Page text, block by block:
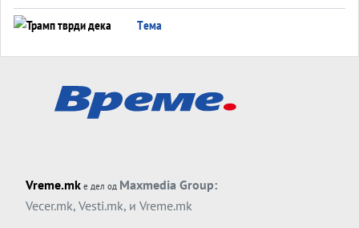
монопол на Западот?
Tема
Tема
ДЛАБОКО УДОЛУ: Сметководствените
АТОМСКО ДОМИНО НА БЛИСКИОТ
ИСТОК
Vreme.mk е дел од Maxmedia Group:
Vecer.mk, Vesti.mk, и Vreme.mk